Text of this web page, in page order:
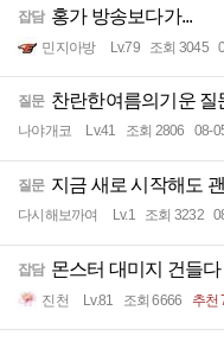
잡담 홍가 방송보다가...
민지아방 Lv.79 조회 3045
질문 찬란한여름의기운 질
나야개코 Lv.41 조회 2806 08-
질문 지금 새로 시작해도
다시해보까여 Lv.1 조회 3232
잡담 몬스터 대미지 건들
진천 Lv.81 조회 6666 추천